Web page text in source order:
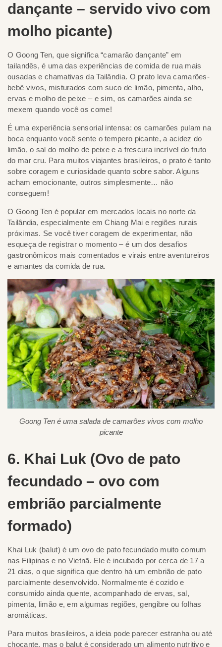
dançante – servido vivo com
molho picante)
O Goong Ten, que significa “camarão dançante” em
tailandês, é uma das experiências de comida de rua mais
ousadas e chamativas da Tailândia. O prato leva camarões-
bebê vivos, misturados com suco de limão, pimenta, alho,
ervas e molho de peixe – e sim, os camarões ainda se
mexem quando você os come!
É uma experiência sensorial intensa: os camarões pulam na
boca enquanto você sente o tempero picante, a acidez do
limão, o sal do molho de peixe e a frescura incrível do fruto
do mar cru. Para muitos viajantes brasileiros, o prato é tanto
sobre coragem e curiosidade quanto sobre sabor. Alguns
acham emocionante, outros simplesmente… não
conseguem!
O Goong Ten é popular em mercados locais no norte da
Tailândia, especialmente em Chiang Mai e regiões rurais
próximas. Se você tiver coragem de experimentar, não
esqueça de registrar o momento – é um dos desafios
gastronômicos mais comentados e virais entre aventureiros
e amantes da comida de rua.
Goong Ten é uma salada de camarões vivos com molho
picante
6. Khai Luk (Ovo de pato
fecundado – ovo com
embrião parcialmente
formado)
Khai Luk (balut) é um ovo de pato fecundado muito comum
nas Filipinas e no Vietnã. Ele é incubado por cerca de 17 a
21 dias, o que significa que dentro há um embrião de pato
parcialmente desenvolvido. Normalmente é cozido e
consumido ainda quente, acompanhado de ervas, sal,
pimenta, limão e, em algumas regiões, gengibre ou folhas
aromáticas.
Para muitos brasileiros, a ideia pode parecer estranha ou até
chocante, mas o balut é considerado um alimento nutritivo e